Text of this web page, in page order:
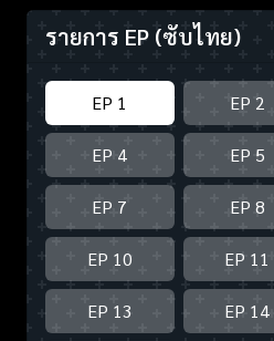
รายการ EP (ซับไทย)
EP 1 EP 2
EP 4 EP 5
EP 7 EP 8
EP 10 EP 11
EP 13 EP 14